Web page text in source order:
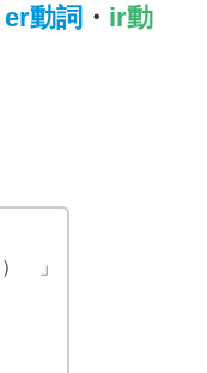
er動詞 ・ ir動
」